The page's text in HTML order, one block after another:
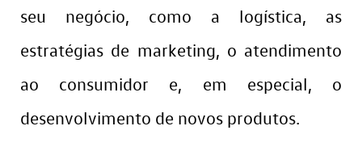
seu negócio, como a logística, as
estratégias de marketing, o atendimento
ao consumidor e, em especial, o
desenvolvimento de novos produtos.